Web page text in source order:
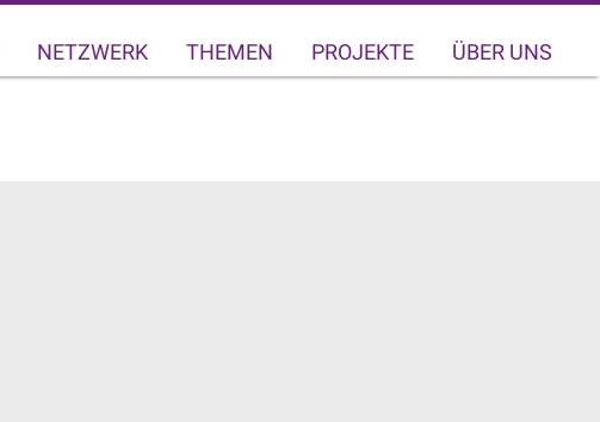
NETZWERK THEMEN PROJEKTE ÜBER UNS